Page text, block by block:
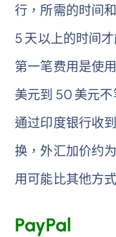
行，所需的时间
5 天以上的时间
第一笔费用是使
美元到 50 美元
通过印度银行收
换，外汇加价约
用可能比其他方
PayPal